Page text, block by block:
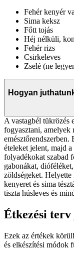
Fehér kenyér
Sima keksz
Főtt tojás
Héj nélküli,
Fehér rizs
Csirkeleves
Zselé (ne
Hogyan
A vastagbél tükrözés
fogyasztani, amelyek
emésztőrendszerben.
ételeket jelent, majd
folyadékokat szabad
gabonákat,
zöldségeket.
kenyeret és sima
tiszta húsleves és
Étkezési
Ezek az értékek
és elkészítési módok